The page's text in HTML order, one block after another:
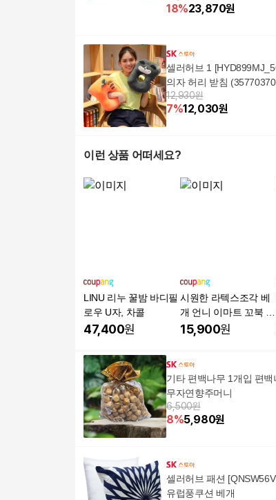
18%23,870원
셀러허브 1
의자 허리 받침
12,930원
7%12,030원
이런 상품 어떠세요?
LINU 리누 꿀밤 바디필
로우 U자, 차콜
47,400원
시원한 라텍스조각 베
개 언니 이마트 꼬북 곧
추 코스트코 이시영 꿈
15,900원
기타 편백나무 1개입 편
무자연향주머니
6,500원
8%5,980원
셀러허브 패션
유럽풍쿠션 베개